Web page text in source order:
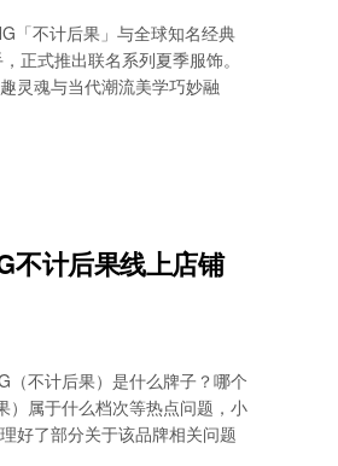
「不计后果」与全球知名经典
正式推出联名系列夏季服饰。
灵魂与当代潮流美学巧妙融
不计后果线上店铺
（不计后果）是什么牌子？哪个
）属于什么档次等热点问题，小
好了部分关于该品牌相关问题